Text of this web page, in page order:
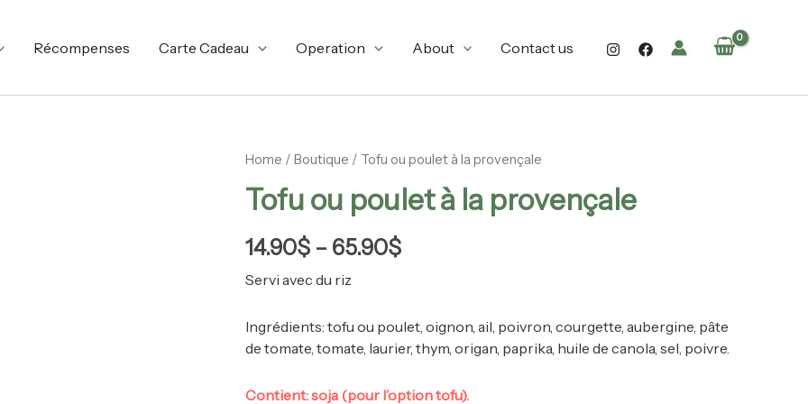
Récompenses Carte Cadeau Operation About Contact us
Home / Boutique / Tofu ou poulet à la provençale
Tofu ou poulet à la provençale
14.90$ – 65.90$
Price
range:
through
Servi avec du riz
Ingrédients: tofu ou poulet, oignon, ail, poivron, courgette, aubergine, pâte
de tomate, tomate, laurier, thym, origan, paprika, huile de canola, sel, poivre.
Contient: soja (pour l’option tofu).
Tofu
poulet
provençale